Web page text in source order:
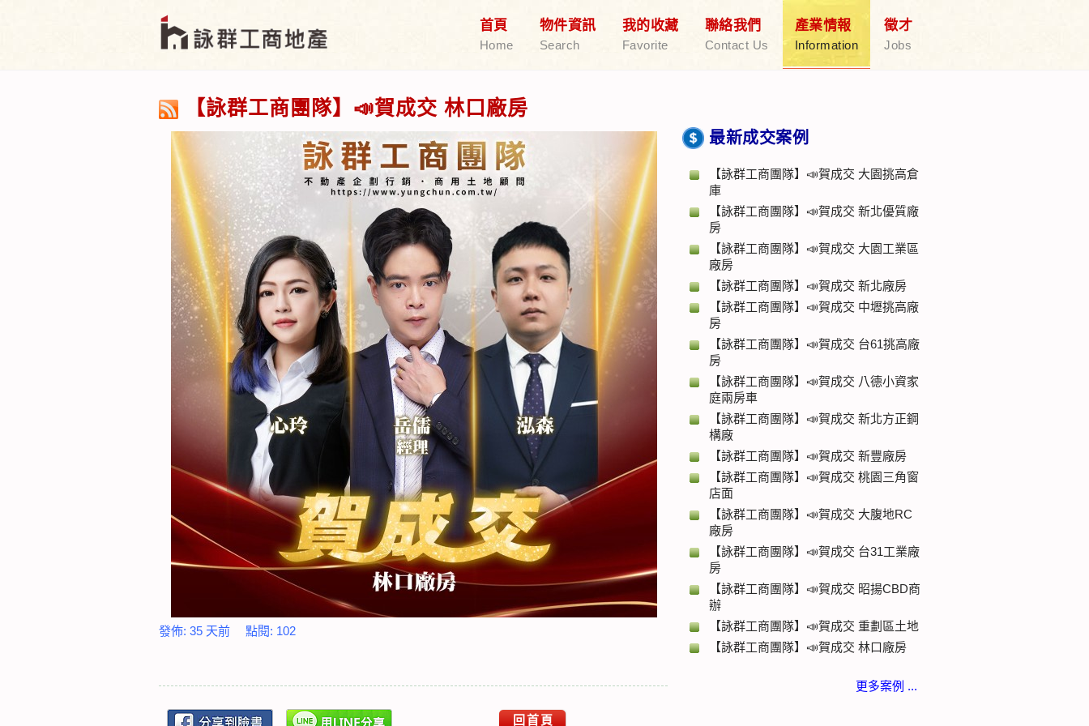
首頁
Home
物件資訊
Search
我的收藏
Favorite
聯絡我們
Contact Us
產業情報
Information
徵才
Jobs
【詠群工商團隊】📣賀成交 林口廠房
發佈: 35 天前 點閱: 102
回首頁
最新成交案例
【詠群工商團隊】📣賀成交 大園挑高倉
庫
【詠群工商團隊】📣賀成交 新北優質廠
房
【詠群工商團隊】📣賀成交 大園工業區
廠房
【詠群工商團隊】📣賀成交 新北廠房
【詠群工商團隊】📣賀成交 中壢挑高廠
房
【詠群工商團隊】📣賀成交 台61挑高廠
房
【詠群工商團隊】📣賀成交 八德小資家
庭兩房車
【詠群工商團隊】📣賀成交 新北方正鋼
構廠
【詠群工商團隊】📣賀成交 新豐廠房
【詠群工商團隊】📣賀成交 桃園三角窗
店面
【詠群工商團隊】📣賀成交 大腹地RC
廠房
【詠群工商團隊】📣賀成交 台31工業廠
房
【詠群工商團隊】📣賀成交 昭揚CBD商
辦
【詠群工商團隊】📣賀成交 重劃區土地
【詠群工商團隊】📣賀成交 林口廠房
更多案例 ...